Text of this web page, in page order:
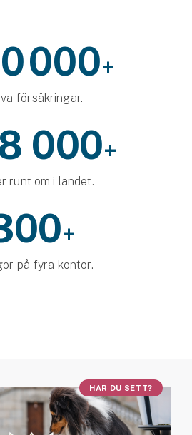
försäkringar
000+
försäkringar.
000+
runt om i landet.
+
på fyra kontor.
HAR DU SETT?